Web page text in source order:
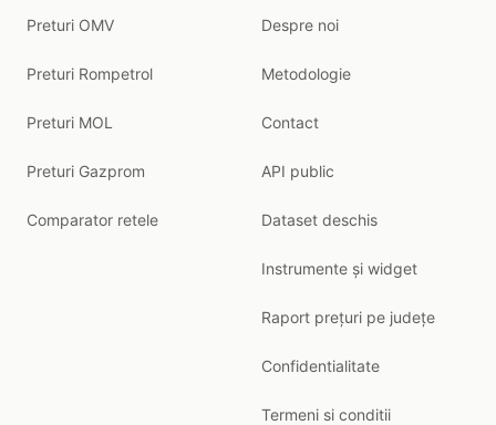
Preturi OMV
Preturi Rompetrol
Preturi MOL
Preturi Gazprom
Comparator retele
Despre noi
Metodologie
Contact
API public
Dataset deschis
Instrumente și widget
Raport prețuri pe județe
Confidentialitate
Termeni si conditii